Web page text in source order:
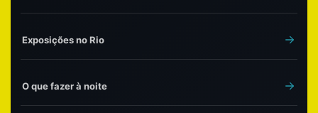
Exposições no Rio
O que fazer à noite